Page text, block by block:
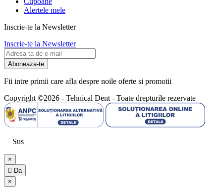
Alertele mele
Inscrie-te la Newsletter
Inscrie-te la Newsletter
Aboneaza-te
Fii intre primii care afla despre noile oferte si promotii
Copyright ©2026 - Tehnical Dent - Toate drepturile rezervate
Sus
×
 Da
×